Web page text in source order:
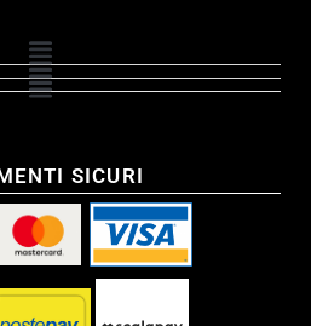
SICURI